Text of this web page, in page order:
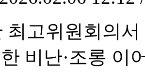
최고위원회의
비난·조롱